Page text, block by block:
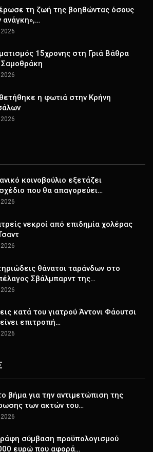
τη ζωή της βοηθώντας όσους
ανάγκη»,…
15χρονης στη Γριά Βάθρα
Σαμοθράκη
η φωτιά στην Κρήνη
κοινοβούλιο εξετάζει
που θα απαγορεύει…
νεκροί από επιδημία χολέρας
θάνατοι ταράνδων στο
Σβάλμπαρντ της…
κατά του γιατρού Άντονι Φάουτσι
επιτροπή…
βήμα για την αντιμετώπιση της
των ακτών του…
σύμβαση προϋπολογισμού
ευρώ που αφορά…